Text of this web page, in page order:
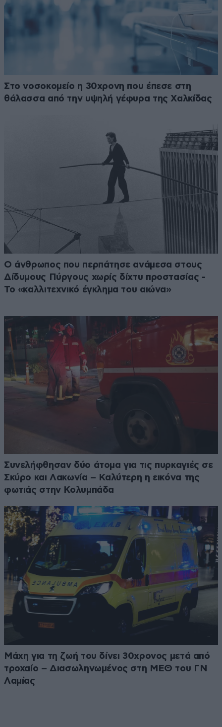
Στο νοσοκομείο η 30χρονη που έπεσε στη
θάλασσα από την υψηλή γέφυρα της Χαλκίδας
Ο άνθρωπος που περπάτησε ανάμεσα στους
Δίδυμους Πύργους χωρίς δίχτυ προστασίας -
Το «καλλιτεχνικό έγκλημα του αιώνα»
Συνελήφθησαν δύο άτομα για τις πυρκαγιές σε
Σκύρο και Λακωνία – Καλύτερη η εικόνα της
φωτιάς στην Κολυμπάδα
Μάχη για τη ζωή του δίνει 30χρονος μετά από
τροχαίο – Διασωληνωμένος στη ΜΕΘ του ΓΝ
Λαμίας